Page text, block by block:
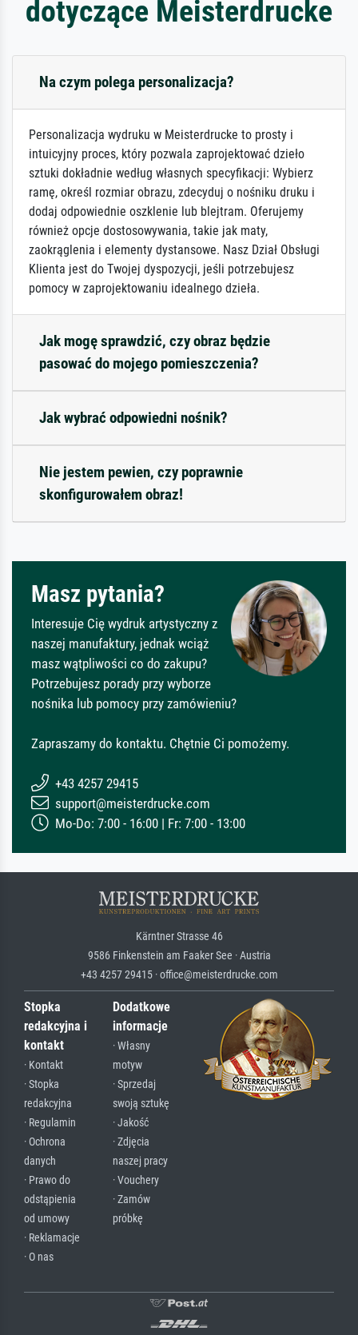
dotyczące Meisterdrucke
Na czym polega personalizacja?
Personalizacja wydruku w Meisterdrucke to prosty i
intuicyjny proces, który pozwala zaprojektować dzieło
sztuki dokładnie według własnych specyfikacji: Wybierz
ramę, określ rozmiar obrazu, zdecyduj o nośniku druku i
dodaj odpowiednie oszklenie lub blejtram. Oferujemy
również opcje dostosowywania, takie jak maty,
zaokrąglenia i elementy dystansowe. Nasz Dział Obsługi
Klienta jest do Twojej dyspozycji, jeśli potrzebujesz
pomocy w zaprojektowaniu idealnego dzieła.
Jak mogę sprawdzić, czy obraz będzie
pasować do mojego pomieszczenia?
Jak wybrać odpowiedni nośnik?
Nie jestem pewien, czy poprawnie
skonfigurowałem obraz!
Masz pytania?
Interesuje Cię wydruk artystyczny z
naszej manufaktury, jednak wciąż
masz wątpliwości co do zakupu?
Potrzebujesz porady przy wyborze
nośnika lub pomocy przy zamówieniu?
Zapraszamy do kontaktu. Chętnie Ci pomożemy.
+43 4257 29415
support@meisterdrucke.com
Mo-Do: 7:00 - 16:00 | Fr: 7:00 - 13:00
Kärntner Strasse 46
9586 Finkenstein am Faaker See · Austria
+43 4257 29415 · office@meisterdrucke.com
Stopka
redakcyjna i
kontakt
· Kontakt
· Stopka
redakcyjna
· Regulamin
· Ochrona
danych
· Prawo do
odstąpienia
od umowy
· Reklamacje
· O nas
Dodatkowe
informacje
· Własny
motyw
· Sprzedaj
swoją sztukę
· Jakość
· Zdjęcia
naszej pracy
· Vouchery
· Zamów
próbkę